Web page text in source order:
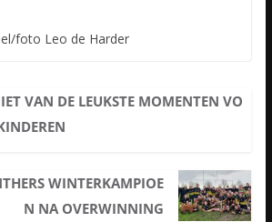
foto Leo de Harder
VAN DE LEUKSTE MOMENTEN VO
WINTERKAMPIOE
N NA OVERWINNING